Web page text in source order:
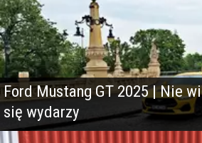
Ford Mustang GT 2025 | Nie
się wydarzy